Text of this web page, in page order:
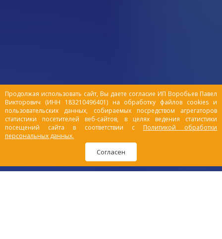
Продолжая использовать сайт, Вы даете согласие ИП Воробьев Павел
Викторович (ИНН 183210496401) на обработку файлов cookies и
пользовательских данных, собираемых посредством агрегаторов
статистики посетителей веб-сайтов, в целях ведения статистики
посещений сайта в соответствии с Политикой обработки
персональных данных.
Согласен